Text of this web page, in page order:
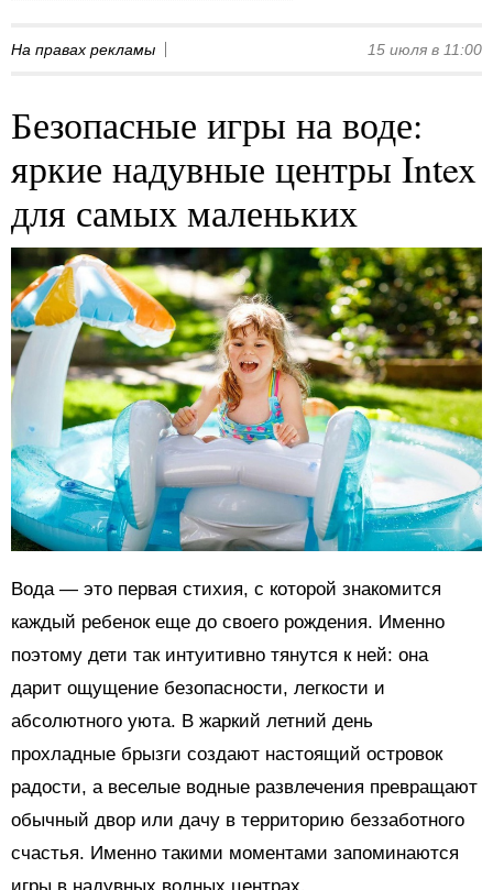
На правах рекламы 15 июля в 11:00
Безопасные игры на воде:
яркие надувные центры Intex
для самых маленьких
Вода — это первая стихия, с которой знакомится
каждый ребенок еще до своего рождения. Именно
поэтому дети так интуитивно тянутся к ней: она
дарит ощущение безопасности, легкости и
абсолютного уюта. В жаркий летний день
прохладные брызги создают настоящий островок
радости, а веселые водные развлечения превращают
обычный двор или дачу в территорию беззаботного
счастья. Именно такими моментами запоминаются